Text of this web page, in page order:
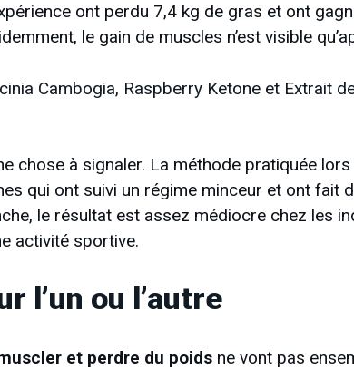
ont perdu 7,4 kg de gras et ont
le gain de muscles n’est visible
Cambogia, Raspberry Ketone et Extrait
chose à signaler. La méthode pratiquée
qui ont suivi un régime minceur et ont fait
le résultat est assez médiocre chez les
activité sportive.
l’un ou l’autre
et perdre du poids ne vont pas